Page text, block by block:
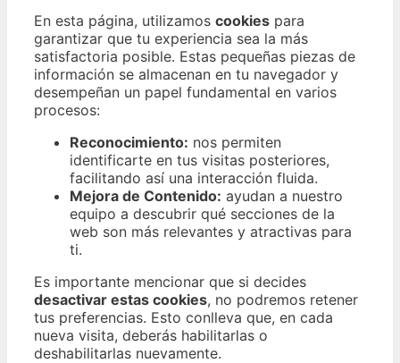
En esta página, utilizamos cookies para
garantizar que tu experiencia sea la más
satisfactoria posible. Estas pequeñas piezas de
información se almacenan en tu navegador y
desempeñan un papel fundamental en varios
procesos:
Reconocimiento: nos permiten
identificarte en tus visitas posteriores,
facilitando así una interacción fluida.
Mejora de Contenido: ayudan a nuestro
equipo a descubrir qué secciones de la
web son más relevantes y atractivas para
ti.
Es importante mencionar que si decides
desactivar estas cookies, no podremos retener
tus preferencias. Esto conlleva que, en cada
nueva visita, deberás habilitarlas o
deshabilitarlas nuevamente.